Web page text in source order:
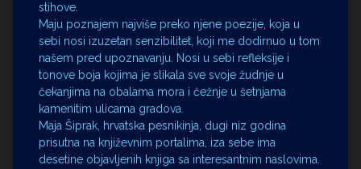
stihove.
Maju poznajem najviše preko njene poezije, koja u
sebi nosi izuzetan senzibilitet, koji me dodirnuo u tom
našem pred upoznavanju. Nosi u sebi refleksije i
tonove boja kojima je slikala sve svoje žudnje u
čekanjima na obalama mora i čežnje u šetnjama
kamenitim ulicama gradova.
Maja Šiprak, hrvatska pesnikinja, dugi niz godina
prisutna na književnim portalima, iza sebe ima
desetine objavljenih knjiga sa interesantnim naslovima.